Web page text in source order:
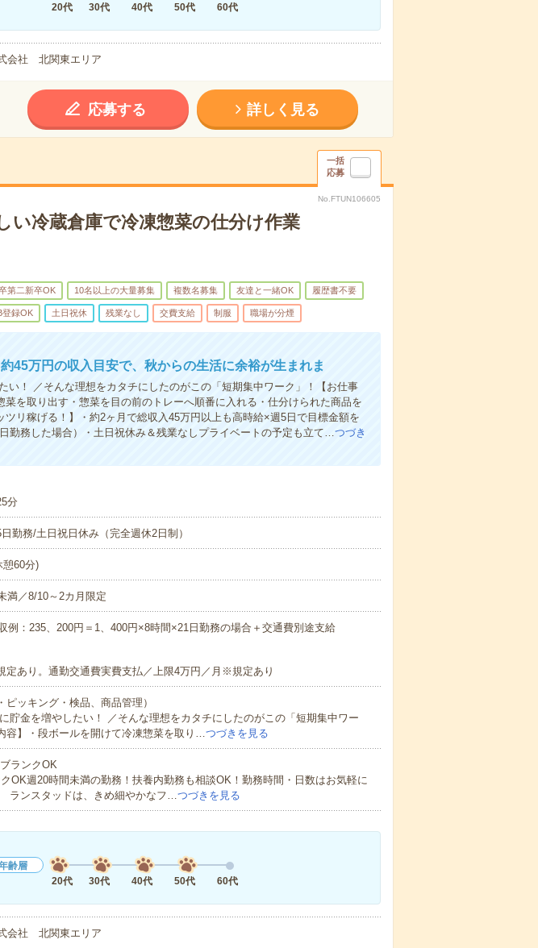
20代
30代 40代 50代 60代
会社 北関東エリア
応募する 詳しく見る
一括
応募
No.FTUN106605
い冷蔵倉庫で冷凍惣菜の仕分け作業
第二新卒OK 10名以上の大量募集 複数名募集 友達と一緒OK 履歴書不要
登録OK 土日祝休 残業なし 交費支給 制服 職場が分煙
45万円の収入目安で、秋からの生活に余裕が生まれま
い！ ／そんな理想をカタチにしたのがこの「短期集中ワーク」！【お仕事
菜を取り出す・惣菜を目の前のトレーへ順番に入れる・仕分けられた商品を
リ稼げる！】・約2ヶ月で総収入45万円以上も高時給×週5日で目標金額を
勤務した場合）・土日祝休み＆残業なしプライベートの予定も立て… つづき
分
勤務/土日祝日休み（完全週休2日制）
憩60分)
満／8/10～2カ月限定
例：235、200円＝1、400円×8時間×21日勤務の場合＋交通費別途支給
定あり。通勤交通費実費支払／上限4万円／月※規定あり
ピッキング・検品、商品管理）
貯金を増やしたい！ ／そんな理想をカタチにしたのがこの「短期集中ワー
容】・段ボールを開けて冷凍惣菜を取り… つづきを見る
ランクOK
OK週20時間未満の勤務！扶養内勤務も相談OK！勤務時間・日数はお気軽に
ランスタッドは、きめ細やかなフ… つづきを見る
齢層
20代
30代 40代 50代 60代
会社 北関東エリア